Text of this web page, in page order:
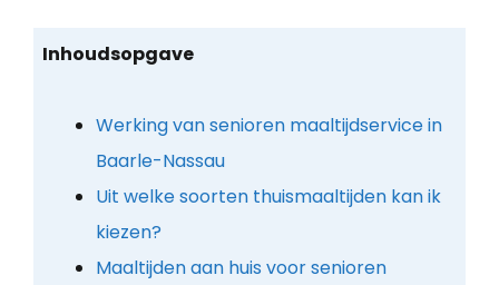
Inhoudsopgave
Werking van senioren maaltijdservice in
Baarle-Nassau
Uit welke soorten thuismaaltijden kan ik
kiezen?
Maaltijden aan huis voor senioren